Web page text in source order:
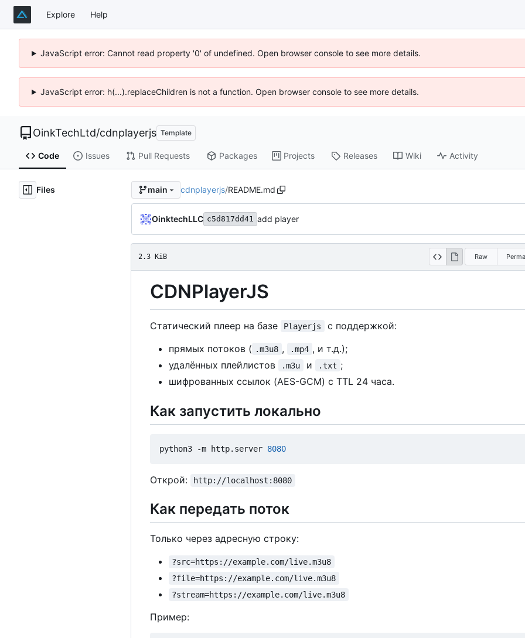
Explore Help
JavaScript error: Cannot read property '0' of undefined. Open browser console to see more details.
JavaScript error: h(...).replaceChildren is not a function. Open browser console to see more details.
OinkTechLtd/cdnplayerjs Template
Code Issues Pull Requests Packages Projects Releases Wiki Activity
Files main cdnplayerjs/README.md
OinktechLLC c5d817dd41 add player
2.3 KiB Raw
CDNPlayerJS
Статический плеер на базе Playerjs с поддержкой:
прямых потоков ( .m3u8 , .mp4 , и т.д.);
удалённых плейлистов
.m3u и .txt ;
шифрованных ссылок (AES-GCM) с TTL 24 часа.
Как запустить локально
python3 -m http.server 8080
Открой: http://localhost:8080
Как передать поток
Только через адресную строку:
?src=https://example.com/live.m3u8
?file=https://example.com/live.m3u8
?stream=https://example.com/live.m3u8
Пример: